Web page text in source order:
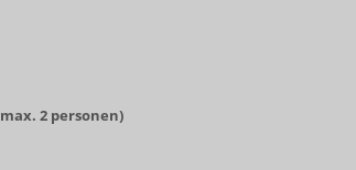
2 personen)